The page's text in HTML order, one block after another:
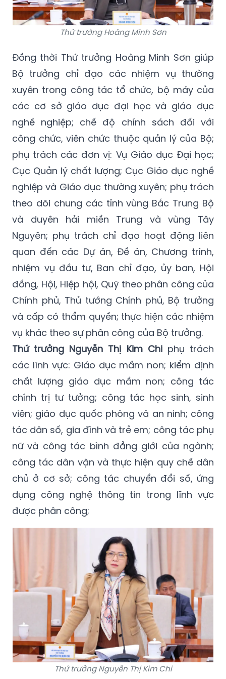
Thứ trưởng Hoàng Minh Sơn
Đồng thời Thứ trưởng Hoàng Minh Sơn giúp
Bộ trưởng chỉ đạo các nhiệm vụ thường
xuyên trong công tác tổ chức, bộ máy của
các cơ sở giáo dục đại học và giáo dục
nghề nghiệp; chế độ chính sách đối với
công chức, viên chức thuộc quản lý của Bộ;
phụ trách các đơn vị: Vụ Giáo dục Đại học;
Cục Quản lý chất lượng; Cục Giáo dục nghề
nghiệp và Giáo dục thường xuyên; phụ trách
theo dõi chung các tỉnh vùng Bắc Trung Bộ
và duyên hải miền Trung và vùng Tây
Nguyên; phụ trách chỉ đạo hoạt động liên
quan đến các Dự án, Đề án, Chương trình,
nhiệm vụ đầu tư, Ban chỉ đạo, ủy ban, Hội
đồng, Hội, Hiệp hội, Quỹ theo phân công của
Chính phủ, Thủ tướng Chính phủ, Bộ trưởng
và cấp có thẩm quyền; thực hiện các nhiệm
vụ khác theo sự phân công của Bộ trưởng.
Thứ trưởng Nguyễn Thị Kim Chi phụ trách
các lĩnh vực: Giáo dục mầm non; kiểm định
chất lượng giáo dục mầm non; công tác
chính trị tư tưởng; công tác học sinh, sinh
viên; giáo dục quốc phòng và an ninh; công
tác dân số, gia đình và trẻ em; công tác phụ
nữ và công tác bình đẳng giới của ngành;
công tác dân vận và thực hiện quy chế dân
chủ ở cơ sở; công tác chuyển đổi số, ứng
dụng công nghệ thông tin trong lĩnh vực
được phân công;
Thứ trưởng Nguyễn Thị Kim Chi